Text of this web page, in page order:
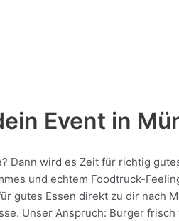
Event in
Dann wird es Zeit für richtig
und echtem Foodtruck-
gutes Essen direkt zu dir nach
Unser Anspruch: Burger